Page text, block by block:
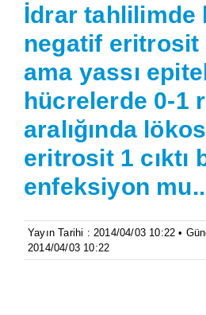
İdrar tahlilimde
negatif eritrosit
ama yassı
hücrelerde 0-1
aralığında
eritrosit 1 cıktı
enfeksiyon mu..
Yayın Tarihi : 2014/04/03 10:22 •
2014/04/03 10:22